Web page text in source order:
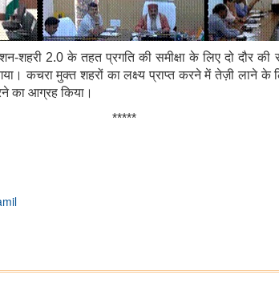
शहरी 2.0 के तहत प्रगति की समीक्षा के लिए दो दौर
कचरा मुक्त शहरों का लक्ष्य प्राप्त करने में तेज़ी लाने
का आग्रह किया।
*****